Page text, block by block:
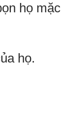
họ mặc
họ.